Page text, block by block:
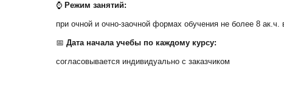
+7 (495) 260-11-47 info@srg-eco.ru
График работы:
Пн – Пт: с 9 до 18
⌚ Режим занятий:
при очной и очно-заочной формах обучения не более 8 ак.ч.
📅 Дата начала учебы по каждому курсу:
согласовывается индивидуально с заказчиком